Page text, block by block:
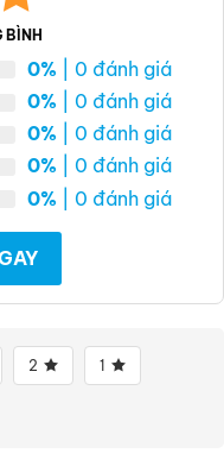
BÌNH
0% | 0 đánh giá
0% | 0 đánh giá
0% | 0 đánh giá
0% | 0 đánh giá
0% | 0 đánh giá
2 1